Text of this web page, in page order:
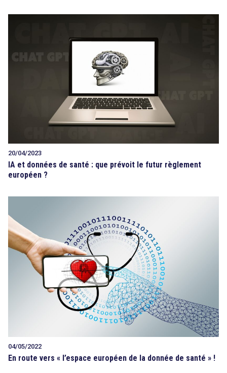
20/04/2023
IA et données de santé : que prévoit le futur règlement
européen ?
04/05/2022
En route vers « l’espace européen de la donnée de santé » !